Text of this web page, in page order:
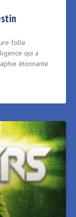
folle
qui a
étonnante